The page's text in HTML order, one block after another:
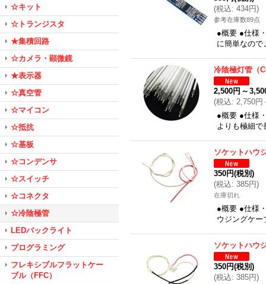
☆キット
☆トランジスタ
★集積回路
☆カメラ・顕微鏡
★表示器
☆真空管
☆マイコン
☆抵抗
☆基板
☆コンデンサ
☆スイッチ
☆コネクタ
☆冷陰極管
LEDバックライト
プログラミング
フレキシブルフラットケー
ブル（FFC）
(税込: 434円)
参考在庫数89点
●概要 ●仕様
に簡単なの
冷陰極灯管（
2,500円 ～
(税込: 2,750円
●概要 ●仕様
よりも極細
ソケットハウ
350円(税別)
(税込: 385円)
在庫切れ
●概要 ●仕様
ウジングケ
ソケットハウ
350円(税別)
(税込: 385円)